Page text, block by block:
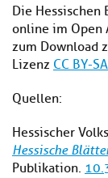
Die Hessischen
online im Open
zum Download
Lizenz CC BY-
Quellen:
Hessischer
Hessische
Publikation.